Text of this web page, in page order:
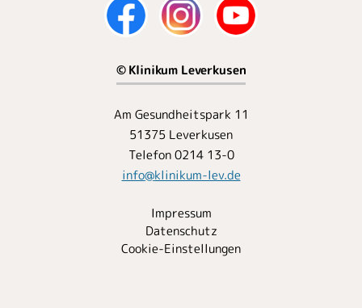
© Klinikum Leverkusen
Am Gesundheitspark 11
51375 Leverkusen
Telefon 0214 13-0
info@klinikum-lev.de
Impressum
Datenschutz
Cookie-Einstellungen